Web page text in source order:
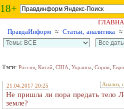
18+
ПравдаИнформ ≈ Статьи, аналитика ≈
Тэги: Россия, Китай, США, Украина, Сирия,
21.04.2017 20:25 Анализ,
Не пришла ли пора предать тело
земле?